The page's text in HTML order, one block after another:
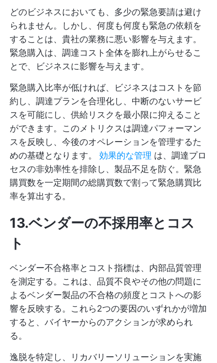
どのビジネスにおいても、多少の緊急要請は避け
られません。しかし、何度も何度も緊急の依頼を
することは、貴社の業務に悪い影響を与えます。
緊急購入は、調達コスト全体を膨れ上がらせるこ
とで、ビジネスに影響を与えます。
緊急購入比率が低ければ、ビジネスはコストを節
約し、調達プランを合理化し、中断のないサービ
スを可能にし、供給リスクを最小限に抑えること
ができます。このメトリクスは調達パフォーマン
スを反映し、今後のオペレーションを管理するた
めの基礎となります。 効果的な管理 は、調達プロ
セスの非効率性を排除し、製品不足を防ぐ。緊急
購買数を一定期間の総購買数で割って緊急購買比
率を算出する。
13.ベンダーの不採用率とコス
ト
ベンダー不合格率とコスト指標は、内部品質管理
を測定する。これは、品質不良やその他の問題に
よるベンダー製品の不合格の頻度とコストへの影
響を反映する。これら2つの要因のいずれかが増加
すると、バイヤーからのアクションが求められ
る。
逸脱を特定し、リカバリーソリューションを実施